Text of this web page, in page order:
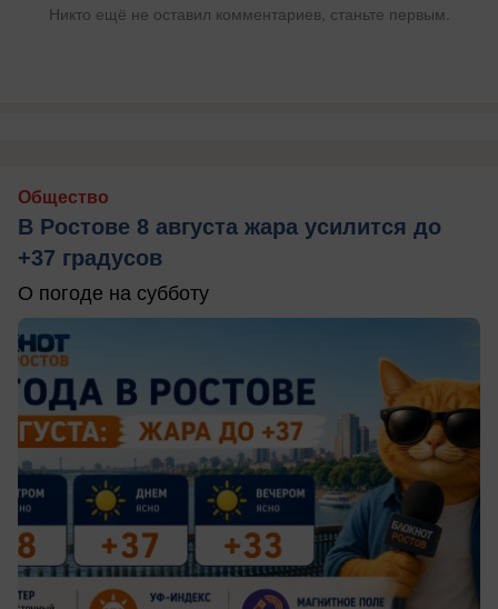
Никто ещё не оставил комментариев, станьте первым.
Общество
В Ростове 8 августа жара усилится до
+37 градусов
О погоде на субботу